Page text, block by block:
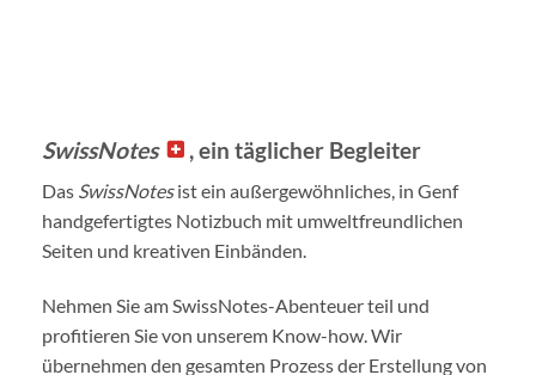
SwissNotes , ein täglicher Begleiter
Das SwissNotesist ein außergewöhnliches, in Genf
handgefertigtes Notizbuch mit umweltfreundlichen
Seiten und kreativen Einbänden.
Nehmen Sie am SwissNotes-Abenteuer teil und
profitieren Sie von unserem Know-how. Wir
übernehmen den gesamten Prozess der Erstellung von